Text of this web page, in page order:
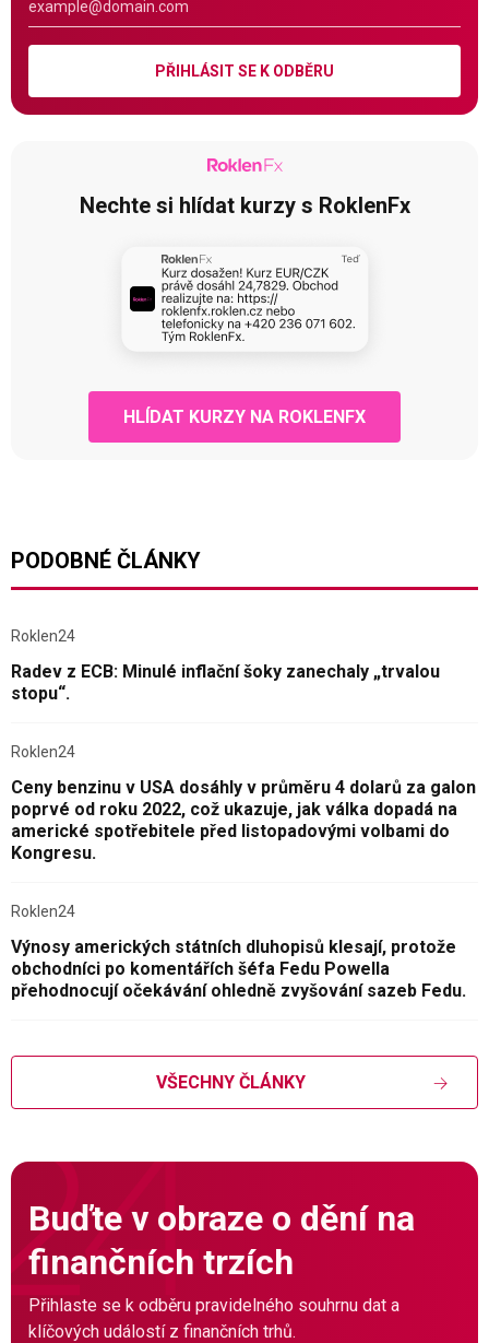
PŘIHLÁSIT SE K ODBĚRU
Nechte si hlídat kurzy s RoklenFx
HLÍDAT KURZY NA ROKLENFX
PODOBNÉ ČLÁNKY
Roklen24
Radev z ECB: Minulé inflační šoky zanechaly „trvalou
stopu“.
Roklen24
Ceny benzinu v USA dosáhly v průměru 4 dolarů za galon
poprvé od roku 2022, což ukazuje, jak válka dopadá na
americké spotřebitele před listopadovými volbami do
Kongresu.
Roklen24
Výnosy amerických státních dluhopisů klesají, protože
obchodníci po komentářích šéfa Fedu Powella
přehodnocují očekávání ohledně zvyšování sazeb Fedu.
VŠECHNY ČLÁNKY
Buďte v obraze o dění na
finančních trzích
Přihlaste se k odběru pravidelného souhrnu dat a
klíčových událostí z finančních trhů.